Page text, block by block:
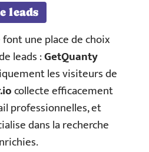
leads
une place de choix
leads :GetQuanty
les visiteurs de
collecte efficacement
professionnelles, et
dans la recherche